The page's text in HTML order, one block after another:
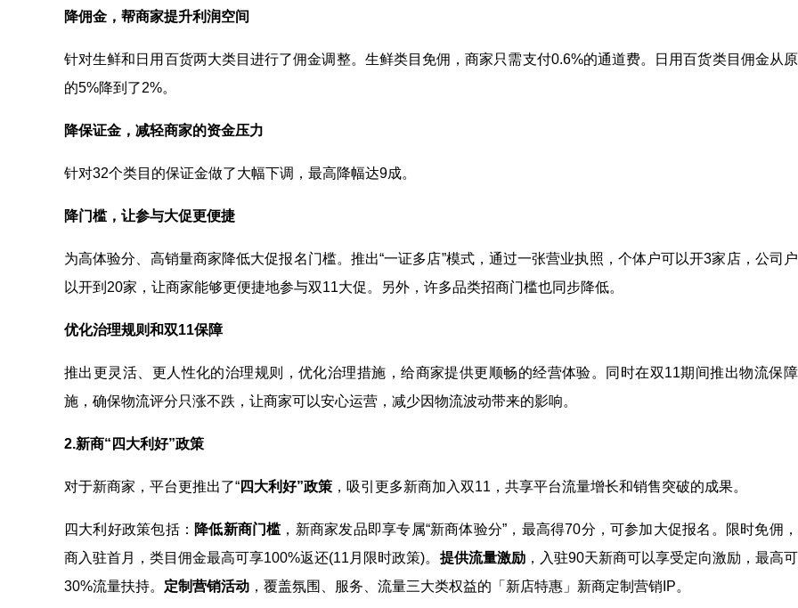
降佣金，帮商家提升利润空间
针对生鲜和日用百货两大类目进行了佣金调整。生鲜类目免佣，商家只需支付0.6%的通道费。日用百货类目佣金从
的5%降到了2%。
降保证金，减轻商家的资金压力
针对32个类目的保证金做了大幅下调，最高降幅达9成。
降门槛，让参与大促更便捷
为高体验分、高销量商家降低大促报名门槛。推出“一证多店”模式，通过一张营业执照，个体户可以开3家店，公司
以开到20家，让商家能够更便捷地参与双11大促。另外，许多品类招商门槛也同步降低。
优化治理规则和双11保障
推出更灵活、更人性化的治理规则，优化治理措施，给商家提供更顺畅的经营体验。同时在双11期间推出物流保
施，确保物流评分只涨不跌，让商家可以安心运营，减少因物流波动带来的影响。
2.新商“四大利好”政策
对于新商家，平台更推出了“四大利好”政策 ，吸引更多新商加入双11，共享平台流量增长和销售突破的成果。
四大利好政策包括： 降低新商门槛，新商家发品即享专属“新商体验分”，最高得70分，可参加大促报名。限时免佣
商入驻首月，类目佣金最高可享100%返还(11月限时政策)。 提供流量激励，入驻90天新商可以享受定向激励，最高
30%流量扶持。 定制营销活动 ，覆盖氛围、服务、流量三大类权益的「新店特惠」新商定制营销IP。